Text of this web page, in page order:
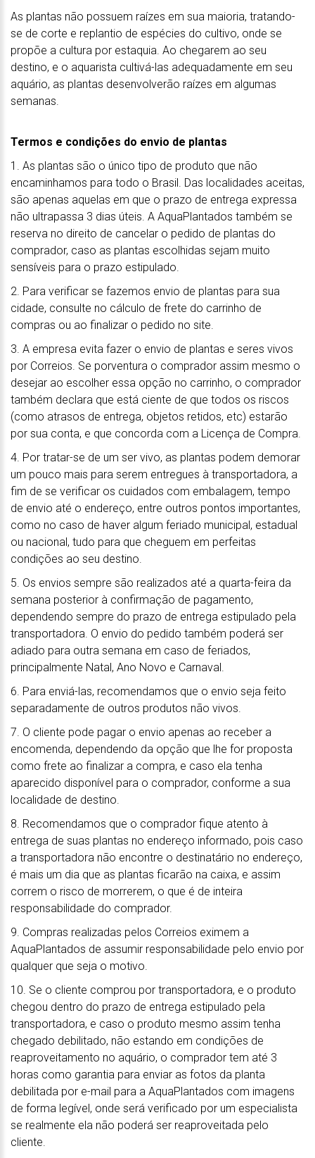
As plantas não possuem raízes em sua maioria, tratando-
se de corte e replantio de espécies do cultivo, onde se
propõe a cultura por estaquia. Ao chegarem ao seu
destino, e o aquarista cultivá-las adequadamente em seu
aquário, as plantas desenvolverão raízes em algumas
semanas.
Termos e condições do envio de plantas
1. As plantas são o único tipo de produto que não
encaminhamos para todo o Brasil. Das localidades aceitas,
são apenas aquelas em que o prazo de entrega expressa
não ultrapassa 3 dias úteis. A AquaPlantados também se
reserva no direito de cancelar o pedido de plantas do
comprador, caso as plantas escolhidas sejam muito
sensíveis para o prazo estipulado.
2. Para verificar se fazemos envio de plantas para sua
cidade, consulte no cálculo de frete do carrinho de
compras ou ao finalizar o pedido no site.
3. A empresa evita fazer o envio de plantas e seres vivos
por Correios. Se porventura o comprador assim mesmo o
desejar ao escolher essa opção no carrinho, o comprador
também declara que está ciente de que todos os riscos
(como atrasos de entrega, objetos retidos, etc) estarão
por sua conta, e que concorda com a Licença de Compra.
4. Por tratar-se de um ser vivo, as plantas podem demorar
um pouco mais para serem entregues à transportadora, a
fim de se verificar os cuidados com embalagem, tempo
de envio até o endereço, entre outros pontos importantes,
como no caso de haver algum feriado municipal, estadual
ou nacional, tudo para que cheguem em perfeitas
condições ao seu destino.
5. Os envios sempre são realizados até a quarta-feira da
semana posterior à confirmação de pagamento,
dependendo sempre do prazo de entrega estipulado pela
transportadora. O envio do pedido também poderá ser
adiado para outra semana em caso de feriados,
principalmente Natal, Ano Novo e Carnaval.
6. Para enviá-las, recomendamos que o envio seja feito
separadamente de outros produtos não vivos.
7. O cliente pode pagar o envio apenas ao receber a
encomenda, dependendo da opção que lhe for proposta
como frete ao finalizar a compra, e caso ela tenha
aparecido disponível para o comprador, conforme a sua
localidade de destino.
8. Recomendamos que o comprador fique atento à
entrega de suas plantas no endereço informado, pois caso
a transportadora não encontre o destinatário no endereço,
é mais um dia que as plantas ficarão na caixa, e assim
correm o risco de morrerem, o que é de inteira
responsabilidade do comprador.
9. Compras realizadas pelos Correios eximem a
AquaPlantados de assumir responsabilidade pelo envio por
qualquer que seja o motivo.
10. Se o cliente comprou por transportadora, e o produto
chegou dentro do prazo de entrega estipulado pela
transportadora, e caso o produto mesmo assim tenha
chegado debilitado, não estando em condições de
reaproveitamento no aquário, o comprador tem até 3
horas como garantia para enviar as fotos da planta
debilitada por e-mail para a AquaPlantados com imagens
de forma legível, onde será verificado por um especialista
se realmente ela não poderá ser reaproveitada pelo
cliente.